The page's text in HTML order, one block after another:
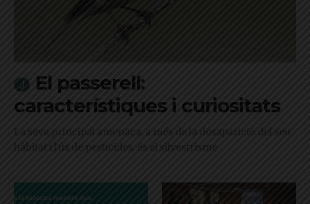
El passerell:
característiques i curiositats
La seva principal amenaça, a més de la desaparició del seu
hàbitat i l'ús de pesticides, és el silvestrisme